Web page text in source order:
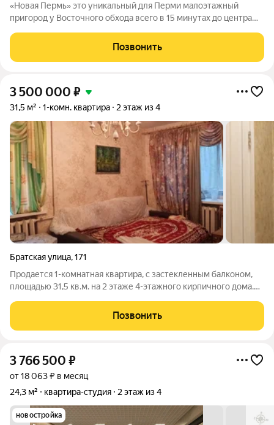
«Новая Пермь» это уникальный для Перми малоэтажный
пригород у Восточного обхода всего в 15 минутах до центра
государственной программы КРТ. Сочетает в себе
преимущества загородной жизни с комфортом
Позвонить
3 500 000 ₽
31,5 м² 1-комн. квартира 2 этаж из 4
Братская улица,171
Продается 1-комнатная квартира, с застекленным балконом,
площадью 31,5 кв.м. на 2 этаже 4-этажного кирпичного дома.
удобной планировкой, мебелью и бытовой техникой. Вход на
балкон из зала. Зал
Позвонить
3 766 500 ₽
от 18 063 ₽ в месяц
24,3 м²
квартира-студия 2 этаж из 4
новостройка